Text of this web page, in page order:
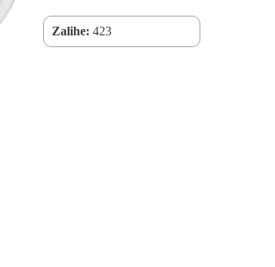
Zalihe: 423